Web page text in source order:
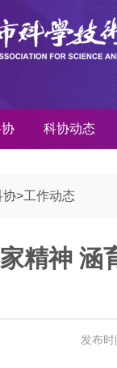
科协动态
协>工作动态
精神
发布